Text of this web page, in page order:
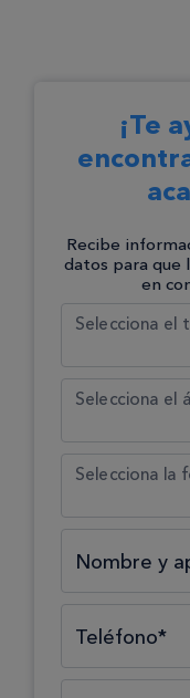
¡Te
Recibe
datos para que
en
Selecciona el
Selecciona el
Selecciona la
Nombre y
Teléfono*